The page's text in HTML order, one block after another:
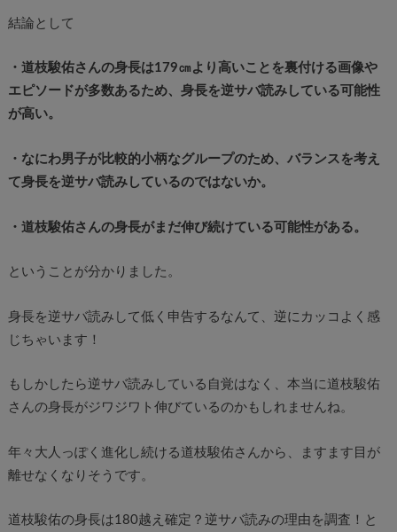
結論として
・道枝駿佑さんの身長は179㎝より高いことを裏付ける画像や
エピソードが多数あるため、身長を逆サバ読みしている可能性
が高い。
・なにわ男子が比較的小柄なグループのため、バランスを考え
て身長を逆サバ読みしているのではないか。
・道枝駿佑さんの身長がまだ伸び続けている可能性がある。
ということが分かりました。
身長を逆サバ読みして低く申告するなんて、逆にカッコよく感
じちゃいます！
もしかしたら逆サバ読みしている自覚はなく、本当に道枝駿佑
さんの身長がジワジワト伸びているのかもしれませんね。
年々大人っぽく進化し続ける道枝駿佑さんから、ますます目が
離せなくなりそうです。
道枝駿佑の身長は180越え確定？逆サバ読みの理由を調査！と